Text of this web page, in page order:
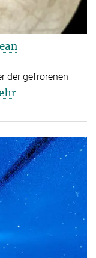
der gefrorenen